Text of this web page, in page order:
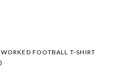
FOOTBALL T-SHIRT